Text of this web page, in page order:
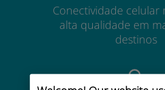
Conectividade celular
alta qualidade em
destinos